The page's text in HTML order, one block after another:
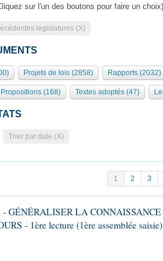
organes
l'Assemblée
des Présidents Bureau Collège des
clés
Bourbon
sur l'un des boutons pour faire un choix)
législatures (X)
Projets de lois (2858) Rapports (2032)
Propositions (168) Textes adoptés (47)
Trier par date (X)
1 2 3
- GÉNÉRALISER LA
- 1ère lecture (1ère assemblée